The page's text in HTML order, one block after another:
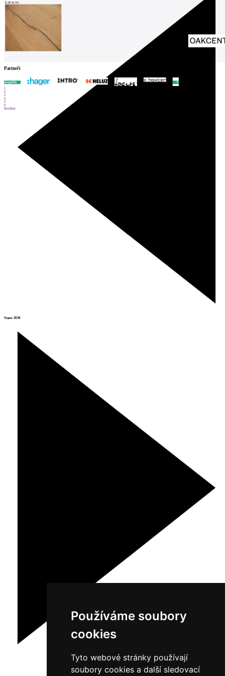
Používáme soubory
cookies
Tyto webové stránky používají
soubory cookies a další sledovací
Srpen 2026
KATALOG
Partneři
1
2
3
4
5
6
PrevNext